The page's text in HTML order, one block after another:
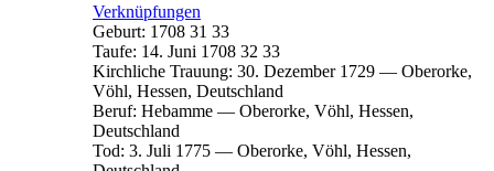
Verknüpfungen
Geburt: 1708 31 33
Taufe: 14. Juni 1708 32 33
Kirchliche Trauung: 30. Dezember 1729 — Oberorke,
Vöhl, Hessen, Deutschland
Beruf: Hebamme — Oberorke, Vöhl, Hessen,
Deutschland
Tod: 3. Juli 1775 — Oberorke, Vöhl, Hessen,